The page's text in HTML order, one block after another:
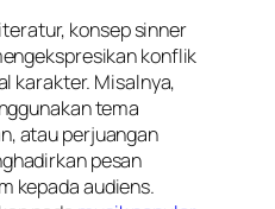
konsep sinner
konflik
karakter. Misalnya,
tema
atau perjuangan
pesan
kepada audiens.